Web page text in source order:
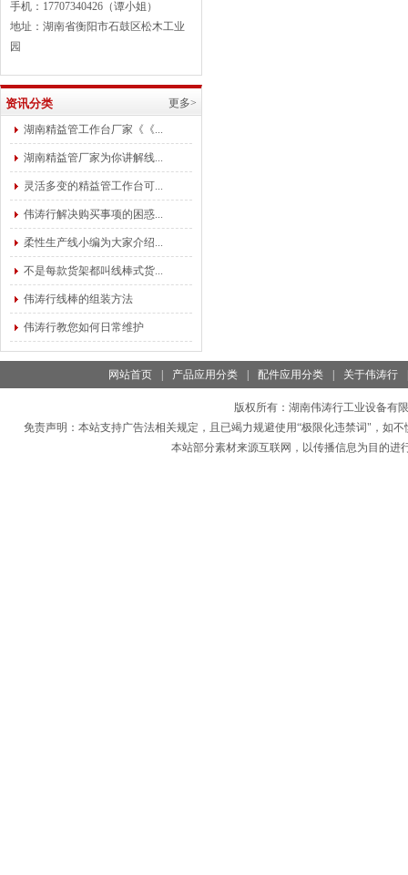
手机：17707340426（谭小姐）
地址：湖南省衡阳市石鼓区松木工业
园
资讯分类 更多>
湖南精益管工作台厂家《《...
湖南精益管厂家为你讲解线...
灵活多变的精益管工作台可...
伟涛行解决购买事项的困惑...
柔性生产线小编为大家介绍...
不是每款货架都叫线棒式货...
伟涛行线棒的组装方法
伟涛行教您如何日常维护
网站首页 产品应用分类 配件应用分类 关于伟涛行
版权所有： 湖南伟涛行工业设备有
免责声明：本站支持广告法相关规定，且已竭力规避使用“极限化违禁词"，如
本站部分素材来源互联网，以传播信息为目的